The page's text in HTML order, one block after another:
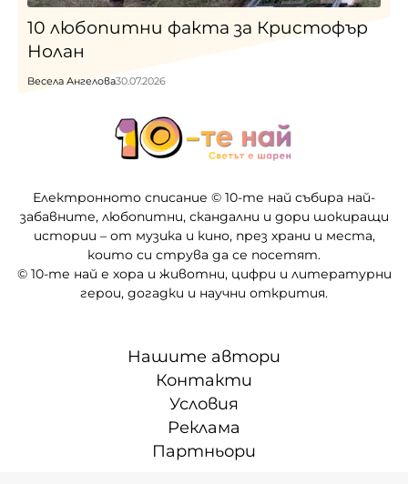
10 любопитни факта за Кристофър
Нолан
Весела Ангелова30.07.2026
Електронното списание © 10-те най събира най-
забавните, любопитни, скандални и дори шокиращи
истории – от музика и кино, през храни и места,
които си струва да се посетят.
© 10-те най е хора и животни, цифри и литературни
герои, догадки и научни открития.
Нашите автори
Контакти
Условия
Реклама
Партньори